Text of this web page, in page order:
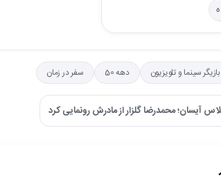
بازیگر سینما و تلویزیون دهه 50 سفر در زمان
آیسان؛ محمدرضا گلزار از مادرش رونمایی کرد